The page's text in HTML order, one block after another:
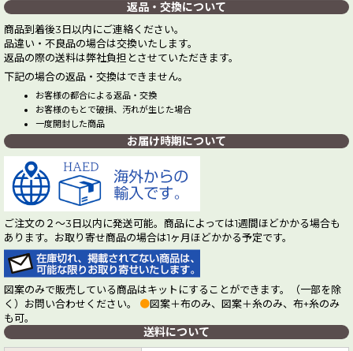
返品・交換について
商品到着後3日以内にご連絡ください。
品違い・不良品の場合は交換いたします。
返品の際の送料は弊社負担とさせていただきます。
下記の場合の返品・交換はできません。
お客様の都合による返品・交換
お客様のもとで破損、汚れが生じた場合
一度開封した商品
お届け時期について
ご注文の２～3日以内に発送可能。商品によっては1週間ほどかかる場合も
あります。お取り寄せ商品の場合は1ヶ月ほどかかる予定です。
図案のみで販売している商品はキットにすることができます。（一部を除
く）お問い合わせください。 ●図案＋布のみ、図案＋糸のみ、布+糸のみ
も可。
送料について